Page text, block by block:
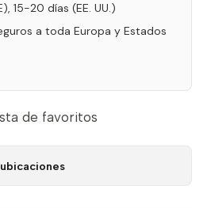
15-20 días (EE. UU.)
a toda Europa y Estados
de favoritos